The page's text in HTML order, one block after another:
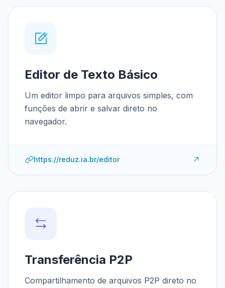
Editor de Texto Básico
Um editor limpo para arquivos simples, com
funções de abrir e salvar direto no
navegador.
https://reduz.ia.br/editor
Transferência P2P
Compartilhamento de arquivos P2P direto no